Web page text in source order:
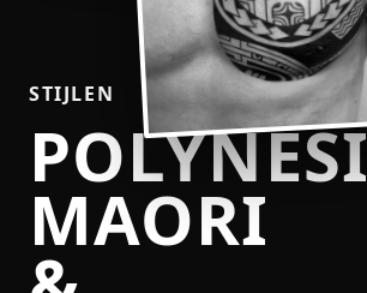
STIJLEN
MAORI